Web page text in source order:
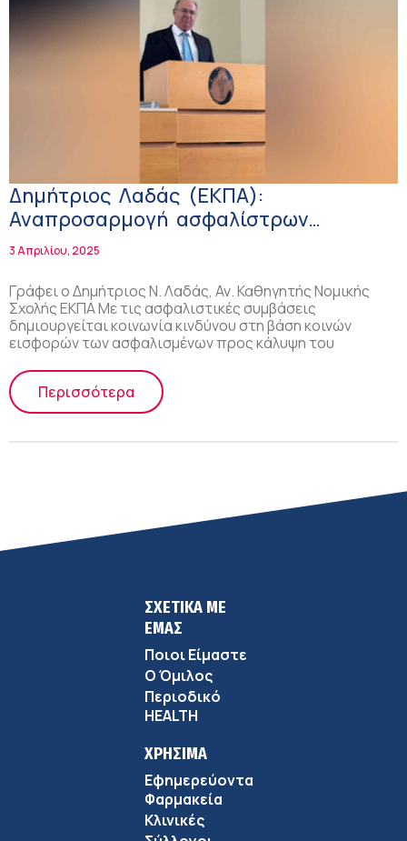
Δημήτριος Λαδάς (ΕΚΠΑ):
Αναπροσαρμογή ασφαλίστρων
μακροχρόνιων συμβολαίων υγείας –
Χαμένη ευκαιρία ή επανεκκίνηση;
3 Απριλίου, 2025
Γράφει ο Δημήτριος Ν. Λαδάς, Αν. Καθηγητής Νομικής
Σχολής ΕΚΠΑ Με τις ασφαλιστικές συμβάσεις
δημιουργείται κοινωνία κινδύνου στη βάση κοινών
εισφορών των ασφαλισμένων προς κάλυψη του
Περισσότερα
ΣΧΕΤΙΚΑ ΜΕ
ΕΜΑΣ
Ποιοι Είμαστε
Ο Όμιλος
Περιοδικό
HEALTH
ΧΡΗΣΙΜΑ
Εφημερεύοντα
Φαρμακεία
Κλινικές